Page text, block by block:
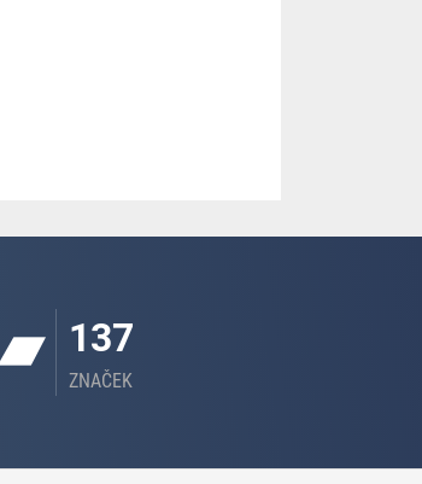
137
ZNAČEK